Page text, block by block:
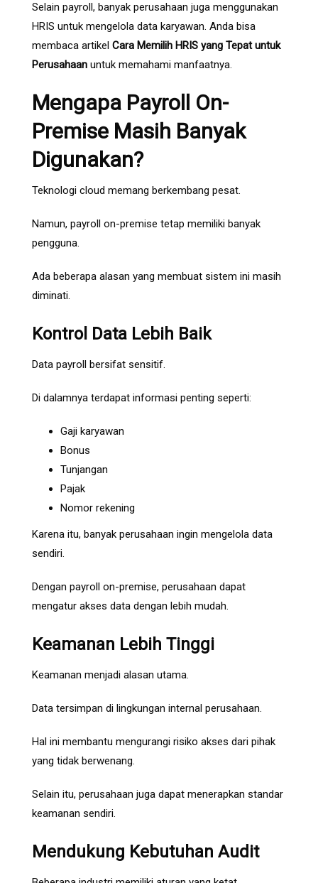
Selain payroll, banyak perusahaan juga menggunakan
HRIS untuk mengelola data karyawan. Anda bisa
membaca artikel Cara Memilih HRIS yang Tepat untuk
Perusahaan untuk memahami manfaatnya.
Mengapa Payroll On-
Premise Masih Banyak
Digunakan?
Teknologi cloud memang berkembang pesat.
Namun, payroll on-premise tetap memiliki banyak
pengguna.
Ada beberapa alasan yang membuat sistem ini masih
diminati.
Kontrol Data Lebih Baik
Data payroll bersifat sensitif.
Di dalamnya terdapat informasi penting seperti:
Gaji karyawan
Bonus
Tunjangan
Pajak
Nomor rekening
Karena itu, banyak perusahaan ingin mengelola data
sendiri.
Dengan payroll on-premise, perusahaan dapat
mengatur akses data dengan lebih mudah.
Keamanan Lebih Tinggi
Keamanan menjadi alasan utama.
Data tersimpan di lingkungan internal perusahaan.
Hal ini membantu mengurangi risiko akses dari pihak
yang tidak berwenang.
Selain itu, perusahaan juga dapat menerapkan standar
keamanan sendiri.
Mendukung Kebutuhan Audit